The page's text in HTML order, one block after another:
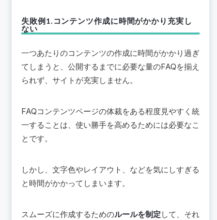
失敗例1.コンテンツ作成に時間がかかり充実し
ない
一つあたりのコンテンツの作成に時間がかかり過ぎ
てしまうと、公開するまでに必要な量のFAQを揃え
られず、サイトが充実しません。
FAQコンテンツページの体裁をある程度見やすく統
一することは、使い勝手を高めるためには必要なこ
とです。
しかし、文字色やレイアウト、などを気にしすぎる
と時間がかかってしまいます。
スムーズに作成するためのルールを制定 して、それ